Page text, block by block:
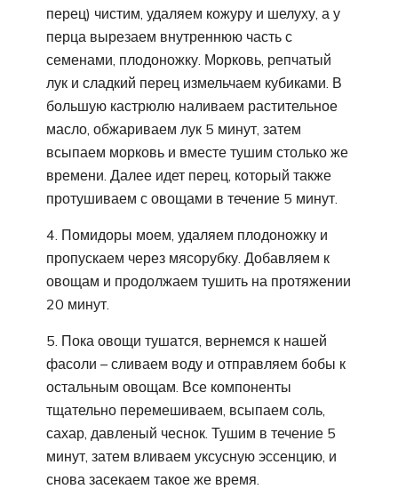
перец) чистим, удаляем кожуру и шелуху, а у
перца вырезаем внутреннюю часть с
семенами, плодоножку. Морковь, репчатый
лук и сладкий перец измельчаем кубиками. В
большую кастрюлю наливаем растительное
масло, обжариваем лук 5 минут, затем
всыпаем морковь и вместе тушим столько же
времени. Далее идет перец, который также
протушиваем с овощами в течение 5 минут.
4. Помидоры моем, удаляем плодоножку и
пропускаем через мясорубку. Добавляем к
овощам и продолжаем тушить на протяжении
20 минут.
5. Пока овощи тушатся, вернемся к нашей
фасоли – сливаем воду и отправляем бобы к
остальным овощам. Все компоненты
тщательно перемешиваем, всыпаем соль,
сахар, давленый чеснок. Тушим в течение 5
минут, затем вливаем уксусную эссенцию, и
снова засекаем такое же время.